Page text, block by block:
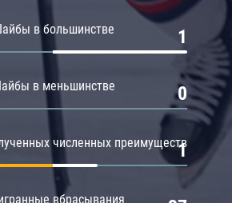
в большинстве 1
в меньшинстве 0
численных преимуществ
1
вбрасывания